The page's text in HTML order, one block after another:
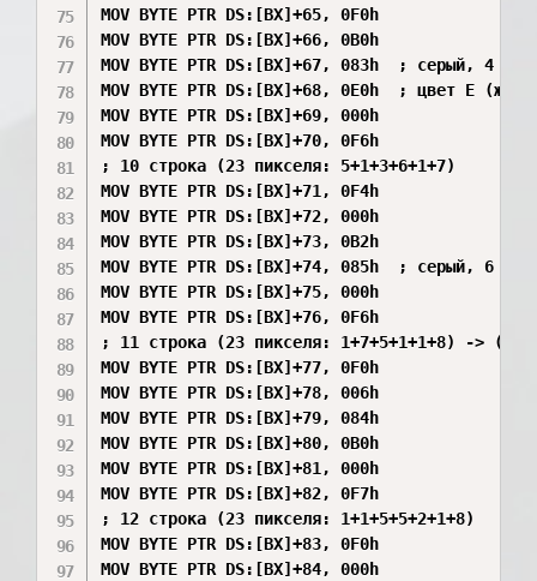
MOV BYTE PTR DS:[BX]+65, 0F0h
MOV BYTE PTR DS:[BX]+66, 0B0h
MOV BYTE PTR DS:[BX]+67, 083h  ; серый, 4
MOV BYTE PTR DS:[BX]+68, 0E0h  ; цвет E
MOV BYTE PTR DS:[BX]+69, 000h
MOV BYTE PTR DS:[BX]+70, 0F6h
; 10 строка (23 пикселя: 5+1+3+6+1+7)
MOV BYTE PTR DS:[BX]+71, 0F4h
MOV BYTE PTR DS:[BX]+72, 000h
MOV BYTE PTR DS:[BX]+73, 0B2h
MOV BYTE PTR DS:[BX]+74, 085h  ; серый, 6
MOV BYTE PTR DS:[BX]+75, 000h
MOV BYTE PTR DS:[BX]+76, 0F6h
; 11 строка (23 пикселя: 1+7+5+1+1+8) ->
MOV BYTE PTR DS:[BX]+77, 0F0h
MOV BYTE PTR DS:[BX]+78, 006h
MOV BYTE PTR DS:[BX]+79, 084h
MOV BYTE PTR DS:[BX]+80, 0B0h
MOV BYTE PTR DS:[BX]+81, 000h
MOV BYTE PTR DS:[BX]+82, 0F7h
; 12 строка (23 пикселя: 1+1+5+5+2+1+8)
MOV BYTE PTR DS:[BX]+83, 0F0h
MOV BYTE PTR DS:[BX]+84, 000h